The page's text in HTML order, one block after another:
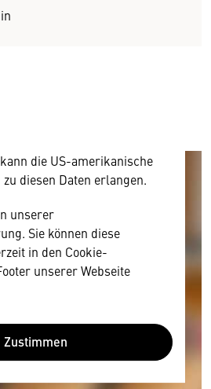
gerne einen externen
mitunter mit US-
keinem dem EU-
die US-amerikanische
diesen Daten erlangen.
unserer
Sie können diese
in den Cookie-
unserer Webseite
Zustimmen